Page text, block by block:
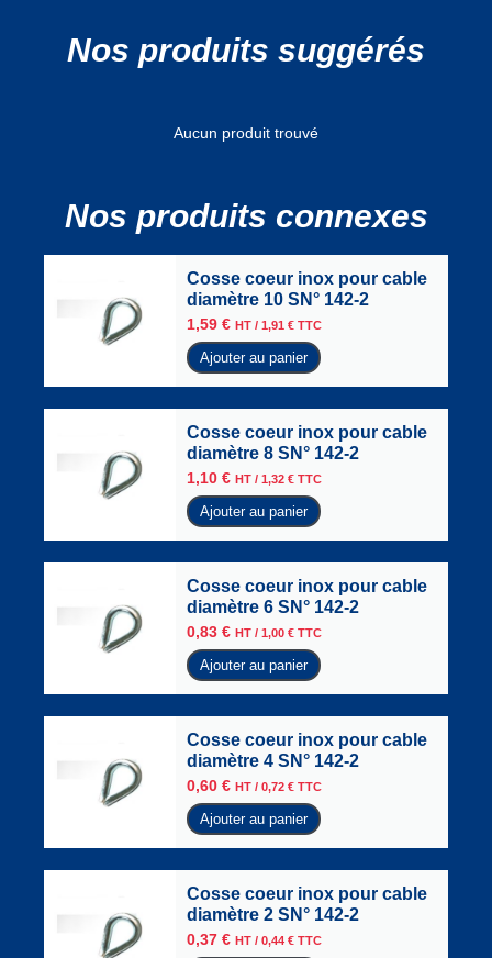
Nos produits suggérés
Aucun produit trouvé
Nos produits connexes
Cosse coeur inox pour cable
diamètre 10 SN° 142-2
1,59 € HT / 1,91 € TTC
Ajouter au panier
Cosse coeur inox pour cable
diamètre 8 SN° 142-2
1,10 € HT / 1,32 € TTC
Ajouter au panier
Cosse coeur inox pour cable
diamètre 6 SN° 142-2
0,83 € HT / 1,00 € TTC
Ajouter au panier
Cosse coeur inox pour cable
diamètre 4 SN° 142-2
0,60 € HT / 0,72 € TTC
Ajouter au panier
Cosse coeur inox pour cable
diamètre 2 SN° 142-2
0,37 € HT / 0,44 € TTC